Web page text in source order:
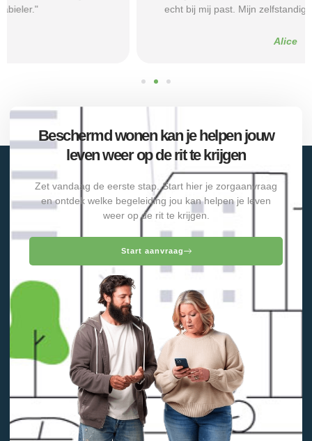
echt bij mij past. Mijn zelfstandigheid is flink verbeterd."
Beschermd wonen kan je helpen jouw
leven weer op de rit te krijgen
Zet vandaag de eerste stap. Start hier je zorgaanvraag
en ontdek welke begeleiding jou kan helpen je leven
weer op de rit te krijgen.
Start aanvraag